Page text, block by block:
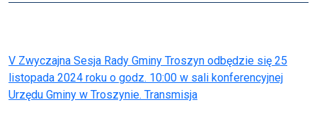
V Zwyczajna Sesja Rady Gminy Troszyn odbędzie się 25
listopada 2024 roku o godz. 10:00 w sali konferencyjnej
Urzędu Gminy w Troszynie. Transmisja